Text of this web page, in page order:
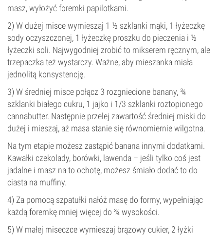
masz, wyłożyć foremki papilotkami.
2) W dużej misce wymieszaj 1 ½ szklanki mąki, 1 łyżeczkę
sody oczyszczonej, 1 łyżeczkę proszku do pieczenia i ½
łyżeczki soli. Najwygodniej zrobić to mikserem ręcznym, ale
trzepaczka też wystarczy. Ważne, aby mieszanka miała
jednolitą konsystencję.
3) W średniej misce połącz 3 rozgniecione banany, ¾
szklanki białego cukru, 1 jajko i 1/3 szklanki roztopionego
cannabutter. Następnie przelej zawartość średniej miski do
dużej i mieszaj, aż masa stanie się równomiernie wilgotna.
Na tym etapie możesz zastąpić banana innymi dodatkami.
Kawałki czekolady, borówki, lawenda – jeśli tylko coś jest
jadalne i masz na to ochotę, możesz śmiało dodać to do
ciasta na muffiny.
4) Za pomocą szpatułki nałóż masę do formy, wypełniając
każdą foremkę mniej więcej do ¾ wysokości.
5) W małej miseczce wymieszaj brązowy cukier, 2 łyżki